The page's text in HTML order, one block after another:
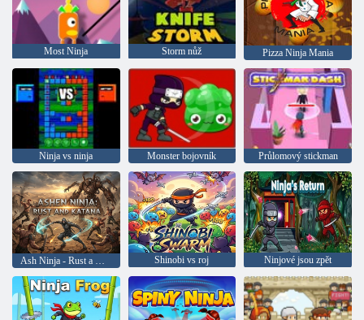
Most Ninja Storm nůž Pizza Ninja Mania
Ninja vs ninja Monster bojovník Průlomový stickman
Ash Ninja - Rust a Katana Shinobi vs roj Ninjové jsou zpět